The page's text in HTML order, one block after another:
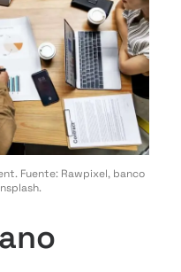
Fuente: Rawpixel, banco